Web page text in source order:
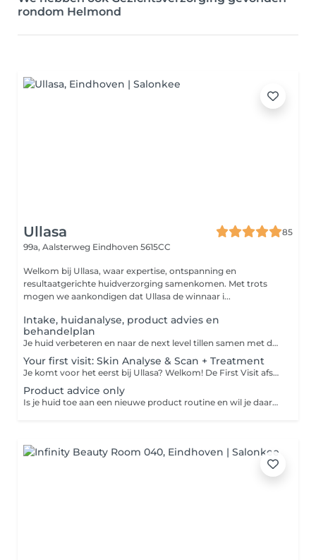
rondom Helmond
Ullasa
85
99a, Aalsterweg Eindhoven 5615CC
Welkom bij Ullasa, waar expertise, ontspanning en
resultaatgerichte huidverzorging samenkomen. Met trots
mogen we aankondigen dat Ullasa de winnaar i...
Intake, huidanalyse, product advies en
behandelplan
Je huid verbeteren en naar de next level tillen samen met de experts van Ullasa begint met het juiste huidplan! Tijdens deze eerste ontmoeting bespreken we al je wensen, meten en analyseren wij je huid d.m.v. een fotoscan met de Observ. Op basis van de analyse en jouw wensen maken we een behandelplan op maat. Wil je eerst even kort kennismaken met ons? Kies dan de opties gratis kennismaken.
Your first visit: Skin Analyse & Scan + Treatment
Je komt voor het eerst bij Ullasa? Welkom! De First Visit afspraak is de perfecte start voor een persoonlijk en effectief behandeltraject. Een doordachte aanpak begint immers bij een grondige voorbereiding. Tijdens deze afspraak analyseren we je huid met behulp van de geavanceerde Observ fotoscan (+/- 30 minuten). Op basis van de resultaten ontvang je direct aansluitend een op maat gemaakte behandeling van 25 - 45 of 60 minuten Afhankelijk van de gekozen tijdsduur. Wil je graag meteen een complete behandeling na je intake? Kies dan voor First visit: Scan & Product advice + 60min Facial
Product advice only
Is je huid toe aan een nieuwe product routine en wil je daarbij professioneel advies van onze huidexperts? Reserveer dan kosteloos product advies in onze agenda en wij maken samen met jou een productplan exclusief gebaseerd op de behoefte van jouw huid. Wij zijn exclusief partner van: Biologique Recherche, Skin Ceuticals, Hydropeptide & Cosmedix.